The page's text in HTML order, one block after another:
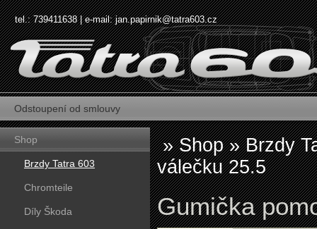
tel.: 739411638 | e-mail:jan.papirnik@tatra603.cz
Odstoupení od smlouvy
Shop
Brzdy Tatra 603
Chromteile
Díly Škoda
»Shop»Brzdy
válečku 25.5
Gumička